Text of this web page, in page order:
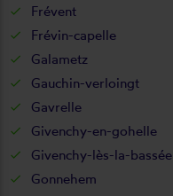
Frévent
Frévin-capelle
Galametz
Gauchin-verloingt
Gavrelle
Givenchy-en-gohelle
Givenchy-lès-la-bassée
Gonnehem